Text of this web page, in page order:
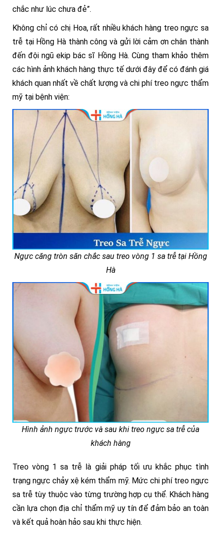
chắc như lúc chưa đẻ”.
Không chỉ có chị Hoa, rất nhiều khách hàng treo ngực sa
trễ tại Hồng Hà thành công và gửi lời cảm ơn chân thành
đến đội ngũ ekip bác sĩ Hồng Hà. Cùng tham khảo thêm
các hình ảnh khách hàng thực tế dưới đây để có đánh giá
khách quan nhất về chất lượng và chi phí treo ngực thẩm
mỹ tại bệnh viện:
Ngực căng tròn săn chắc sau treo vòng 1 sa trễ tại Hồng
Hà
Hình ảnh ngực trước và sau khi treo ngực sa trễ của
khách hàng
Treo vòng 1 sa trễ là giải pháp tối ưu khắc phục tình
trạng ngực chảy xệ kém thẩm mỹ. Mức chi phí treo ngực
sa trễ tùy thuộc vào từng trường hợp cụ thể. Khách hàng
cần lựa chọn địa chỉ thẩm mỹ uy tín để đảm bảo an toàn
và kết quả hoàn hảo sau khi thực hiện.